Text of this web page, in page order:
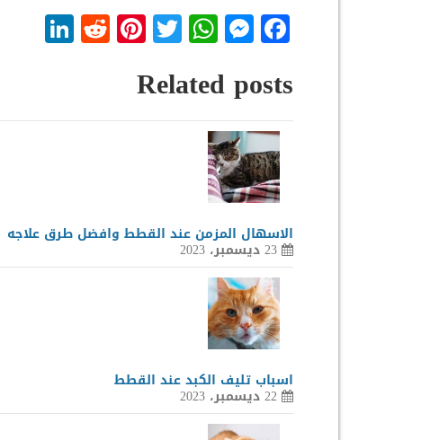
Facebook
Messenger
WhatsApp
Twitter
Pinterest
Reddit
Related posts
الاسهال المزمن عند القطط وافضل طرق علاجه
23 ديسمبر، 2023
اسباب تليف الكبد عند القطط
22 ديسمبر، 2023